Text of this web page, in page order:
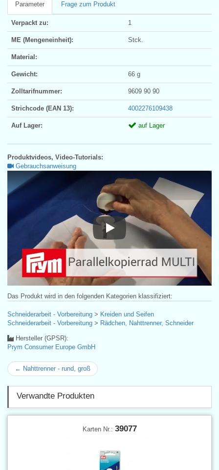
Parameter Frage zum Produkt
Verpackt zu: 1
ME (Mengeneinheit): Stck.
Material:
Gewicht: 66 g
Zolltarifnummer: 9609 90 90
Strichcode (EAN 13): 4002276109438
Auf Lager: auf Lager
Produktvideos, Video-Tutorials:
Gebrauchsanweisung
Gebrauchsanweisung
Das Produkt wird in den folgenden Kategorien klassifiziert:
Schneiderarbeit - Vorbereitung > Kreiden und Seifen
Schneiderarbeit - Vorbereitung > Rädchen, Nahttrenner, Schneider
Hersteller (GPSR):
Prym Consumer Europe GmbH
← Nahttrenner - rund, groß
Verwandte Produkten
Karten Nr.: 39077